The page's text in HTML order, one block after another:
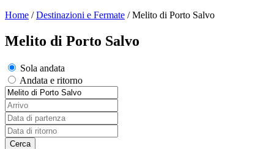
Home / Destinazioni e Fermate / Melito di Porto Salvo
Melito di Porto Salvo
Sola andata
Andata e ritorno